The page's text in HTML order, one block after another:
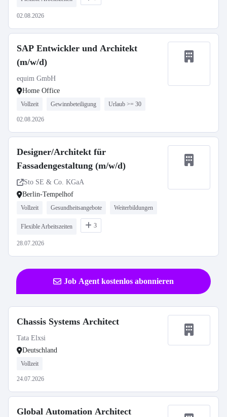
02.08.2026
SAP Entwickler und Architekt
(m/w/d)
equim GmbH
Home Office
Vollzeit Gewinnbeteiligung Urlaub >= 30
02.08.2026
Designer/Architekt für
Fassadengestaltung (m/w/d)
Sto SE & Co. KGaA
Berlin-Tempelhof
Vollzeit Gesundheitsangebote Weiterbildungen
Flexible Arbeitszeiten 3
28.07.2026
Job Agent kostenlos abonnieren
Chassis Systems Architect
Tata Elxsi
Deutschland
Vollzeit
24.07.2026
Global Automation Architect